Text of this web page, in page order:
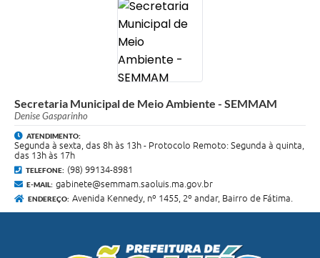
Secretaria Municipal de Meio Ambiente - SEMMAM
Denise Gasparinho
ATENDIMENTO:
Segunda à sexta, das 8h às 13h - Protocolo Remoto: Segunda à quinta,
das 13h às 17h
TELEFONE: (98) 99134-8981
E-MAIL: gabinete@semmam.saoluis.ma.gov.br
ENDEREÇO: Avenida Kennedy, nº 1455, 2º andar, Bairro de Fátima.